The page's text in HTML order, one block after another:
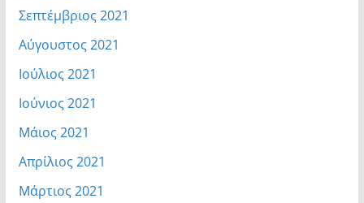
Σεπτέμβριος 2021
Αύγουστος 2021
Ιούλιος 2021
Ιούνιος 2021
Μάιος 2021
Απρίλιος 2021
Μάρτιος 2021